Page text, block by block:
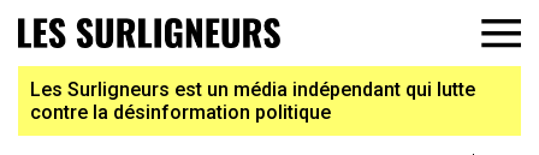
Les Surligneurs est un média indépendant qui lutte
contre la désinformation politique